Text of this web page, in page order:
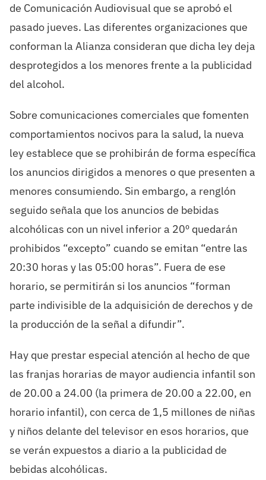
de Comunicación Audiovisual que se aprobó el
pasado jueves. Las diferentes organizaciones que
conforman la Alianza consideran que dicha ley deja
desprotegidos a los menores frente a la publicidad
del alcohol.
Sobre comunicaciones comerciales que fomenten
comportamientos nocivos para la salud, la nueva
ley establece que se prohibirán de forma específica
los anuncios dirigidos a menores o que presenten a
menores consumiendo. Sin embargo, a renglón
seguido señala que los anuncios de bebidas
alcohólicas con un nivel inferior a 20º quedarán
prohibidos “excepto” cuando se emitan “entre las
20:30 horas y las 05:00 horas”. Fuera de ese
horario, se permitirán si los anuncios “forman
parte indivisible de la adquisición de derechos y de
la producción de la señal a difundir”.
Hay que prestar especial atención al hecho de que
las franjas horarias de mayor audiencia infantil son
de 20.00 a 24.00 (la primera de 20.00 a 22.00, en
horario infantil), con cerca de 1,5 millones de niñas
y niños delante del televisor en esos horarios, que
se verán expuestos a diario a la publicidad de
bebidas alcohólicas.